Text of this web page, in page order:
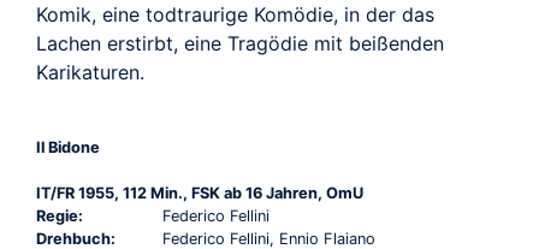
Komik, eine todtraurige Komödie, in der das
Lachen erstirbt, eine Tragödie mit beißenden
Karikaturen.
Il Bidone
IT/FR 1955, 112 Min., FSK ab 16 Jahren, OmU
Regie:
Federico Fellini
Drehbuch:
Federico Fellini, Ennio Flaiano